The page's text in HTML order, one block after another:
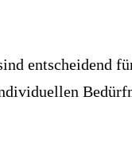
entscheidend